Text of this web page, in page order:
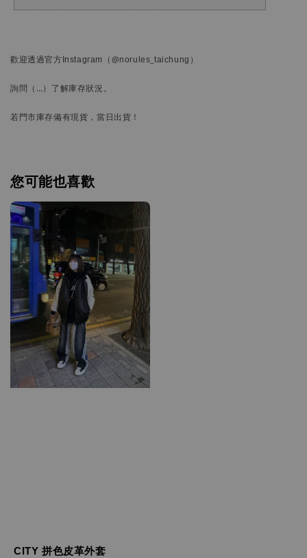
歡迎透過官方Instagram （@norules_taichung）
詢問 （…） 了解庫存狀況。
若門市庫存備有現貨，當日出貨！
您可能也喜歡
CITY 拼色皮革外套